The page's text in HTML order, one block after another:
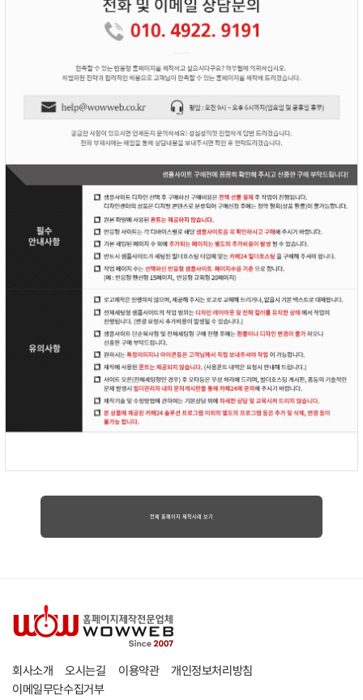
전체 홈페이지 제작사례 보기
회사소개 오시는길 이용약관 개인정보처리방침
이메일무단수집거부